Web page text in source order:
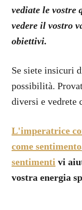
vediate le vostre
vedere il vostro
obiettivi.
Se siete insicuri
possibilità.
diversi e vedrete
L'imperatrice
come sentimento
sentimenti vi
vostra energia